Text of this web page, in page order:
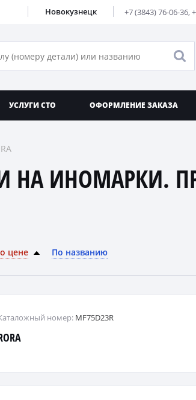
Новокузнецк +7 (3843) 76-06-36,
УСЛУГИ СТО ОФОРМЛЕНИЕ ЗАКАЗА
НА ИНОМАРКИ.
цене По названию
номер: MF75D23R